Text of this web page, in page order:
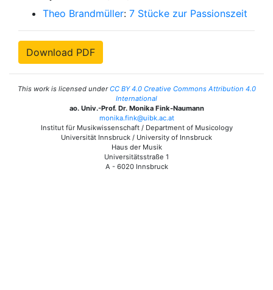
Theo Brandmüller: 7 Stücke zur Passionszeit
Download PDF
This work is licensed underCC BY 4.0 Creative Commons Attribution 4.0
International
ao. Univ.-Prof. Dr. Monika Fink-Naumann
monika.fink@uibk.ac.at
Institut für Musikwissenschaft / Department of Musicology
Universität Innsbruck / University of Innsbruck
Haus der Musik
Universitätsstraße 1
A - 6020 Innsbruck